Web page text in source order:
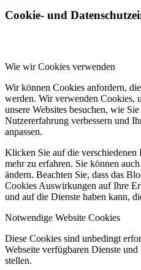
Cookie- und
Wie wir Cookies verwenden
Wir können Cookies anfordern,
werden. Wir verwenden Cookies,
unsere Websites besuchen, wie
Nutzererfahrung verbessern und
anpassen.
Klicken Sie auf die
mehr zu erfahren. Sie können
ändern. Beachten Sie, dass das
Cookies Auswirkungen auf Ihre
und auf die Dienste haben kann,
Notwendige Website Cookies
Diese Cookies sind unbedingt
Webseite verfügbaren Dienste
stellen.